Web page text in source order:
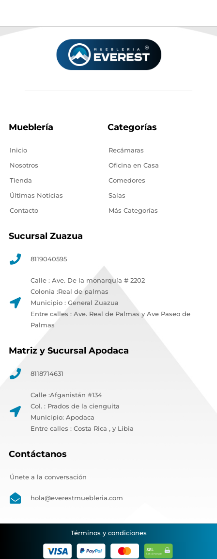
Mueblería
Inicio
Nosotros
Tienda
Últimas Noticias
Contacto
Categorías
Recámaras
Oficina en Casa
Comedores
Salas
Más Categorías
Sucursal Zuazua
8119040595
Calle : Ave. De la monarquía # 2202
Colonia :Real de palmas
Municipio : General Zuazua
Entre calles : Ave. Real de Palmas y Ave Paseo de
Palmas
Matriz y Sucursal Apodaca
8118714631
Calle :Afganistán #134
Col. : Prados de la cienguita
Municipio: Apodaca
Entre calles : Costa Rica , y Libia
Contáctanos
Únete a la conversación
hola@everestmuebleria.com
Términos y condiciones